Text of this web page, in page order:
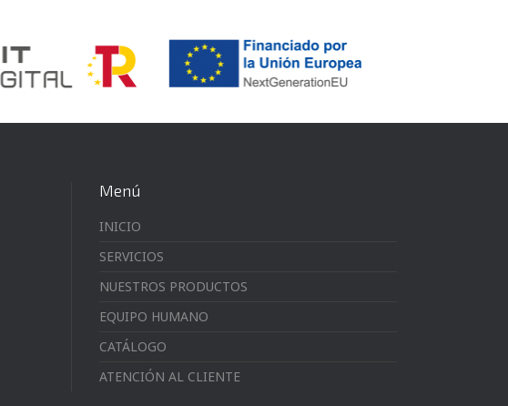
Menú
INICIO
SERVICIOS
NUESTROS PRODUCTOS
EQUIPO HUMANO
CATÁLOGO
ATENCIÓN AL CLIENTE